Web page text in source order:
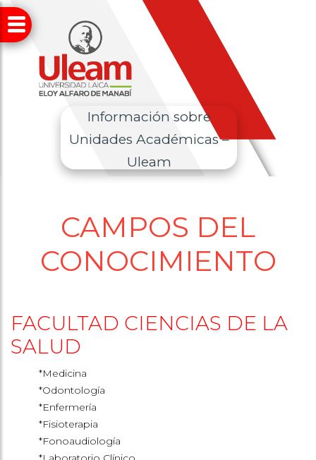
Información sobre
Unidades Académicas –
Uleam
CAMPOS DEL
CONOCIMIENTO
FACULTAD CIENCIAS DE LA
SALUD
*Medicina
*Odontología
*Enfermería
*Fisioterapia
*Fonoaudiología